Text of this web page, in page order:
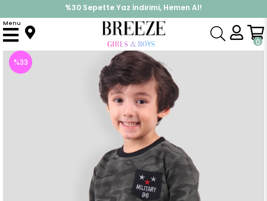
%30 Sepette Yaz İndirimi, Hemen Al!
İndirimlere ek %10 İndirimi Kap, Hemen Üye Ol!
0
Menu
Anasayfa Takımlar Eşofman Takım Erkek Bebek Eşofman Takımı Kamuflajlı Yeşil (1 Yaş)
%33